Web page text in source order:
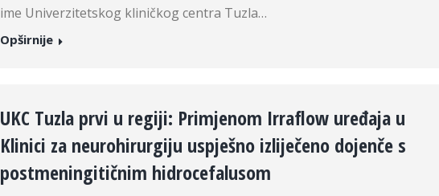
ime Univerzitetskog kliničkog centra Tuzla…
Opširnije
UKC Tuzla prvi u regiji: Primjenom Irraflow uređaja u
Klinici za neurohirurgiju uspješno izliječeno dojenče s
postmeningitičnim hidrocefalusom